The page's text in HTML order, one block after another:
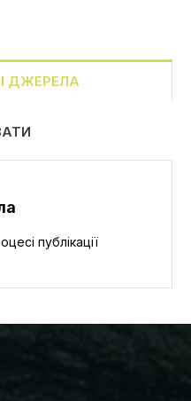
ДЖЕРЕЛА
публікації